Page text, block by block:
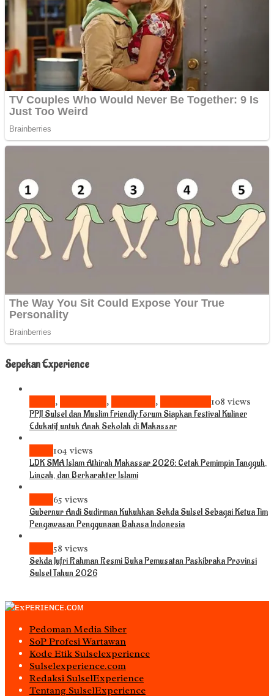
Sepekan Experience
, , , 108 views
PPJI Sulsel dan Muslim Friendly Forum Siapkan Festival Kuliner
Edukatif untuk Anak Sekolah di Makassar
104 views
LDK SMA Islam Athirah Makassar 2026: Cetak Pemimpin Tangguh,
Lincah, dan Berkarakter Islami
65 views
Gubernur Andi Sudirman Kukuhkan Sekda Sulsel Sebagai Ketua Tim
Pengawasan Penggunaan Bahasa Indonesia
58 views
Sekda Jufri Rahman Resmi Buka Pemusatan Paskibraka Provinsi
Sulsel Tahun 2026
Pedoman Media Siber
S0P Profesi Wartawan
Kode Etik Sulselexperience
Sulselexperience.com
Redaksi SulselExperience
Tentang SulselExperience